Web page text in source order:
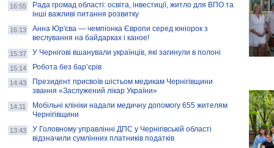
AB InBev Efes Україна підтримала
навчальний проєкт "Молодіжна бізнес-
школа", спрямований на розвиток
підприємництва у Чернігівській області
Золота тварина: видання Forbes
написало про чернігівця Патрона: хто і
скільки на ньому заробляє? І куди
витрачають?
16:55
Рада громад області: освіта, інвестиції, житло для ВПО та
інші важливі питання розвитку
16:13
Анна Юр'єва — чемпіонка Європи серед юніорок з
веслування на байдарках і каное!
15:37 У Чернігові вшанували українців, які загинули в полоні
15:14 Робота без бар’єрів
14:43
Президент присвоїв шістьом медикам Чернігівщини
звання «Заслужений лікар України»
14:11
Мобільні клініки надали медичну допомогу 655 жителям
Чернігівщини
13:43
У Головному управлінні ДПС у Чернігівській області
відзначили сумлінних платників податків